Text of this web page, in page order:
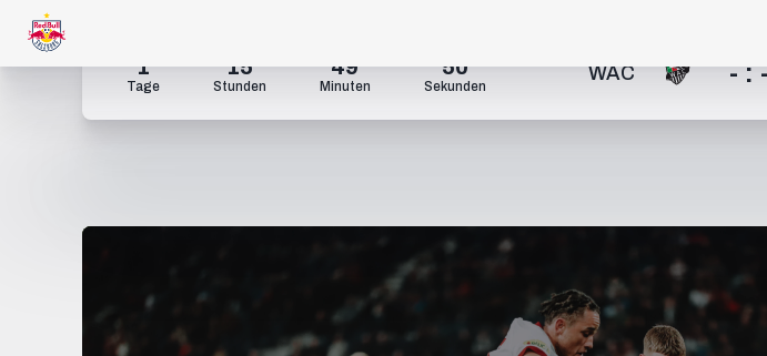
1
Tage
15
Stunden
49
Minuten
49
Sekunden
WAC - :